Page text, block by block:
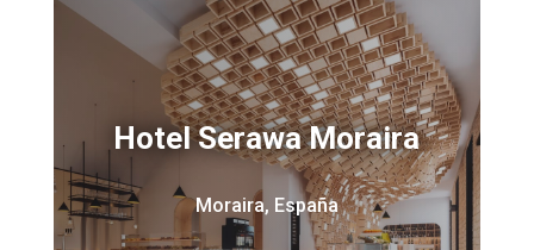
Hotel Serawa Moraira
Moraira, España